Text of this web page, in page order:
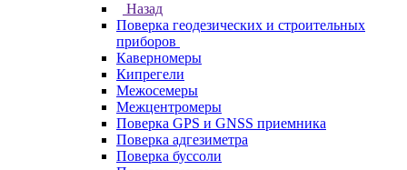
Назад
Поверка геодезических и строительных
приборов
Каверномеры
Кипрегели
Межосемеры
Межцентромеры
Поверка GPS и GNSS приемника
Поверка адгезиметра
Поверка буссоли